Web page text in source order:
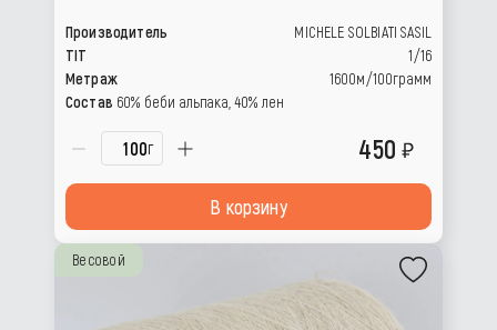
Производитель
MICHELE SOLBIATI SASIL
TIT
1/16
Метраж
1600м/100грамм
Состав 60% беби альпака, 40% лен
г 450
В корзину
Весовой